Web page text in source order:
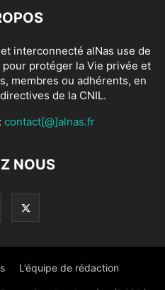
interconnecté alNas use de
protéger la Vie privée et
membres ou adhérents, en
de la CNIL.
contact[@]alnas.fr
NOUS
L’équipe de rédaction